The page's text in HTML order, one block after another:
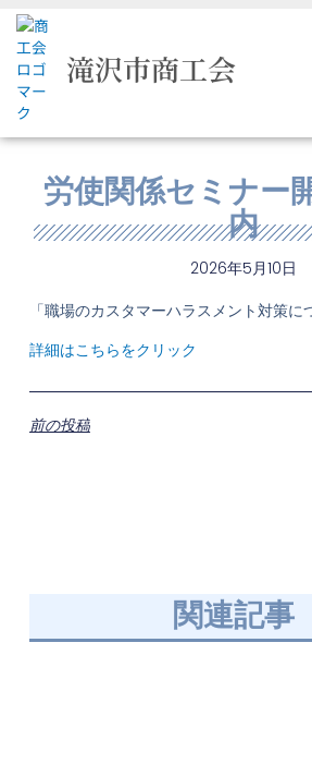
プ
滝沢市商工会
労使関係セミナー
内
2026年5月10日
「職場のカスタマーハラスメント対策
詳細はこちらをクリック
前の投稿
関連記事